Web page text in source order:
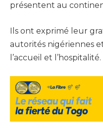
présentent au
Ils ont exprimé leur
autorités nigériennes
l’accueil et l’hospitalité.